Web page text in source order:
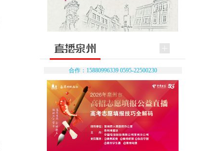
合作：15880996339 0595-22500230